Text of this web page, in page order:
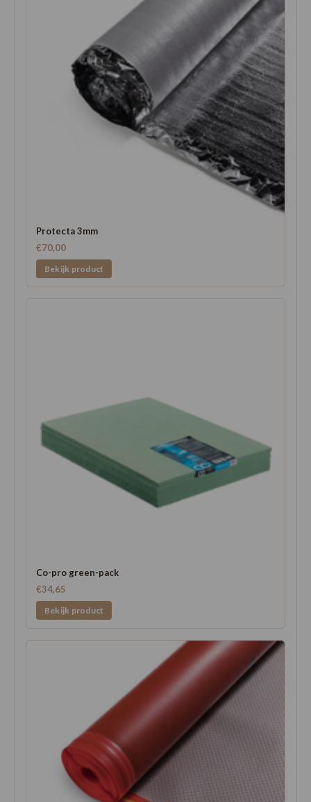
Protecta 3mm
€70,00
Bekijk product
Co-pro green-pack
€34,65
Bekijk product